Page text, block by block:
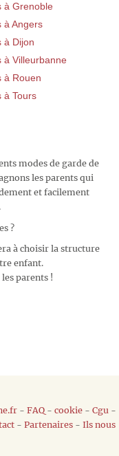
à Grenoble
à Angers
à Dijon
à Villeurbanne
à Rouen
à Tours
modes de garde de
les parents qui
et facilement
?
à choisir la structure
enfant.
parents !
- FAQ- cookie- Cgu -
- Partenaires- Ils nous